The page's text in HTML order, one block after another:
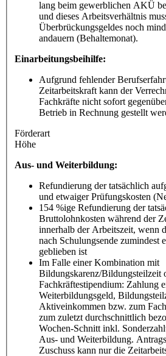
lang beim gewerblichen AKÜ
und dieses Arbeitsverhältnis
Überbrückungsgeldes noch
andauern (Behaltemonat).
Einarbeitungsbeihilfe:
Aufgrund fehlender
Zeitarbeitskraft kann der
Fachkräfte nicht sofort
Betrieb in Rechnung gestellt
Förderart
Höhe
Aus- und Weiterbildung:
Refundierung der tatsächlich
und etwaiger Prüfungskosten
154 %ige Refundierung der
Bruttolohnkosten während der
innerhalb der Arbeitszeit, wenn
nach Schulungsende zumindest
geblieben ist
Im Falle einer Kombination mit
Bildungskarenz/Bildungsteilzeit
Fachkräftestipendium: Zahlung
Weiterbildungsgeld,
Aktiveinkommen bzw. zum
zum zuletzt durchschnittlich
Wochen-Schnitt inkl.
Aus- und Weiterbildung.
Zuschuss kann nur die